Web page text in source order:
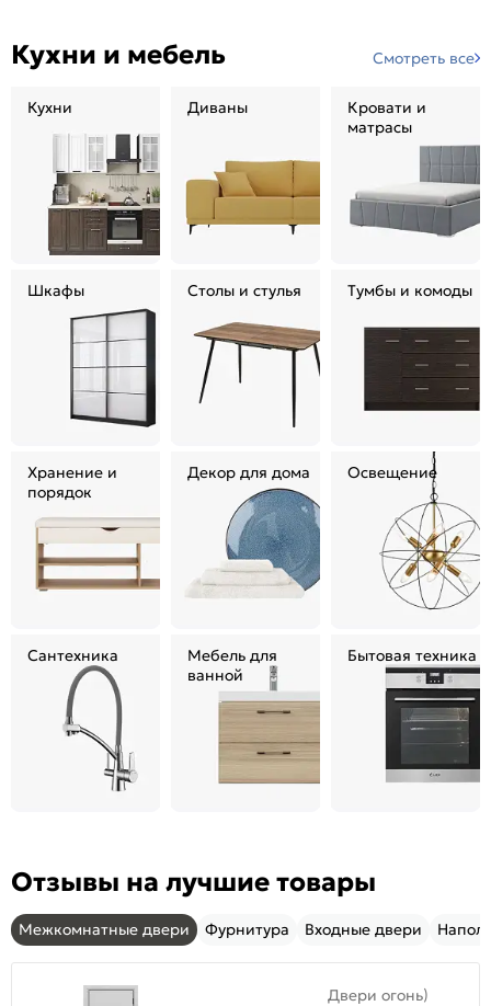
Кухни и мебель Смотреть все
Кухни Диваны
Кровати и
матрасы
Шкафы Столы и стулья Тумбы и комоды
Хранение и
порядок
Декор для дома Освещение
Сантехника
Мебель для
ванной
Бытовая техника
Отзывы на лучшие товары
Межкомнатные двери Фурнитура Входные двери
Двери огонь)